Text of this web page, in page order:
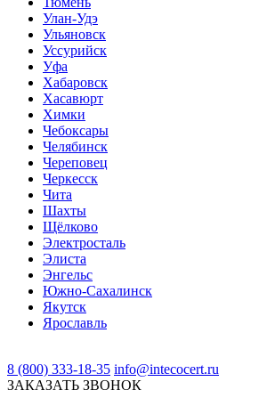
Улан-Удэ
Ульяновск
Уссурийск
Уфа
Хабаровск
Хасавюрт
Химки
Чебоксары
Челябинск
Череповец
Черкесск
Чита
Шахты
Щёлково
Электросталь
Элиста
Энгельс
Южно-Сахалинск
Якутск
Ярославль
8 (800) 333-18-35 info@intecocert.ru
ЗАКАЗАТЬ ЗВОНОК